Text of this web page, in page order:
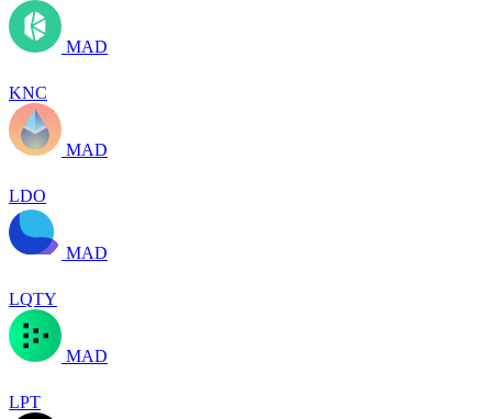
MAD
KNC
MAD
LDO
MAD
LQTY
MAD
LPT